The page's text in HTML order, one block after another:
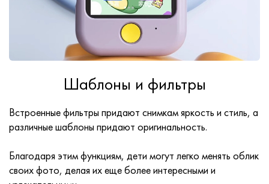
Шаблоны и фильтры
Встроенные фильтры придают снимкам яркость и стиль, а
различные шаблоны придают оригинальность.
Благодаря этим функциям, дети могут легко менять облик
своих фото, делая их еще более интересными и